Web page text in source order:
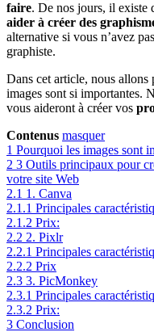
faire. De nos jours, il existe
aider à créer des
alternative si vous n’avez
graphiste.
Dans cet article, nous allons
images sont si importantes.
vous aideront à créer vos
Contenus masquer
1 Pourquoi les images sont
2 3 Outils principaux pour
votre site Web
2.1 1. Canva
2.1.1 Principales
2.1.2 Prix:
2.2 2. Pixlr
2.2.1 Principales
2.2.2 Prix
2.3 3. PicMonkey
2.3.1 Principales
2.3.2 Prix:
3 Conclusion